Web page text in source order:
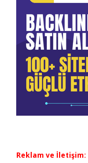
Reklam ve İletişim: